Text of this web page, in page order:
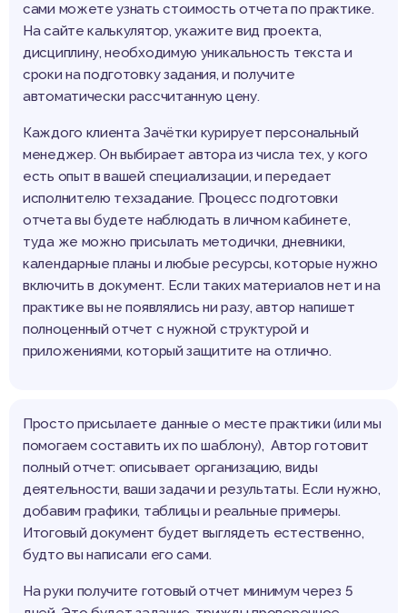
сами можете узнать стоимость отчета по практике.
На сайте калькулятор, укажите вид проекта,
дисциплину, необходимую уникальность текста и
сроки на подготовку задания, и получите
автоматически рассчитанную цену.
Каждого клиента Зачётки курирует персональный
менеджер. Он выбирает автора из числа тех, у кого
есть опыт в вашей специализации, и передает
исполнителю техзадание. Процесс подготовки
отчета вы будете наблюдать в личном кабинете,
туда же можно присылать методички, дневники,
календарные планы и любые ресурсы, которые нужно
включить в документ. Если таких материалов нет и на
практике вы не появлялись ни разу, автор напишет
полноценный отчет с нужной структурой и
приложениями, который защитите на отлично.
Просто присылаете данные о месте практики (или мы
помогаем составить их по шаблону), Автор готовит
полный отчет: описывает организацию, виды
деятельности, ваши задачи и результаты. Если нужно,
добавим графики, таблицы и реальные примеры.
Итоговый документ будет выглядеть естественно,
будто вы написали его сами.
На руки получите готовый отчет минимум через 5